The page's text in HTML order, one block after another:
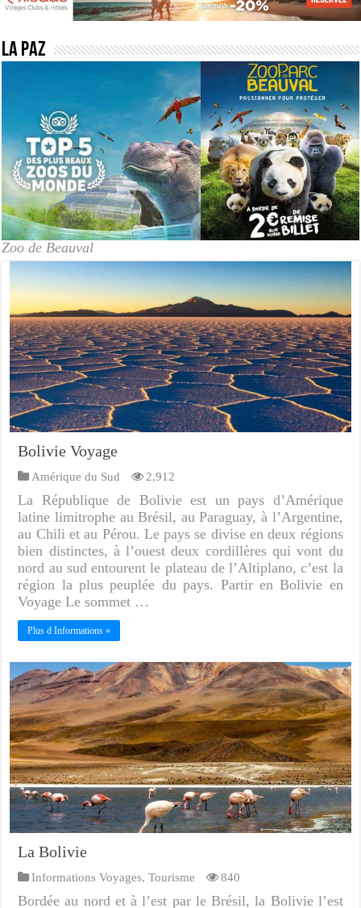
La Paz
Zoo de Beauval
Bolivie Voyage
Amérique du Sud 2,912
La République de Bolivie est un pays d’Amérique
latine limitrophe au Brésil, au Paraguay, à l’Argentine,
au Chili et au Pérou. Le pays se divise en deux régions
bien distinctes, à l’ouest deux cordillères qui vont du
nord au sud entourent le plateau de l’Altiplano, c’est la
région la plus peuplée du pays. Partir en Bolivie en
Voyage Le sommet …
Plus d Informations »
La Bolivie
Informations Voyages,Tourisme 840
Bordée au nord et à l’est par le Brésil, la Bolivie l’est